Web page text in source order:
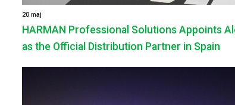
20 maj
HARMAN Professional Solutions Appoints
as the Official Distribution Partner in Spain